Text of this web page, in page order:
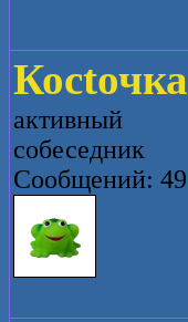
Косtочка
активный
собеседник
Сообщений: 49